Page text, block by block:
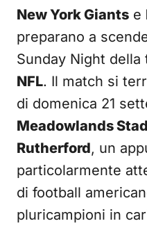
New York Giants e
preparano a
Sunday Night
NFL. Il match si
di domenica 21
Meadowlands
Rutherford, un
particolarmente
di football
pluricampioni in